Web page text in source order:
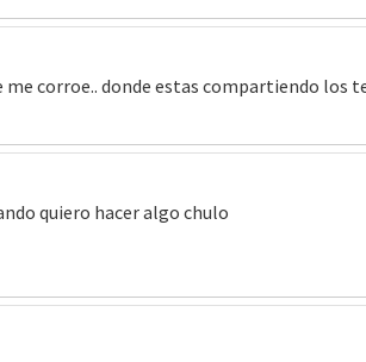
corroe.. donde estas compartiendo los
quiero hacer algo chulo